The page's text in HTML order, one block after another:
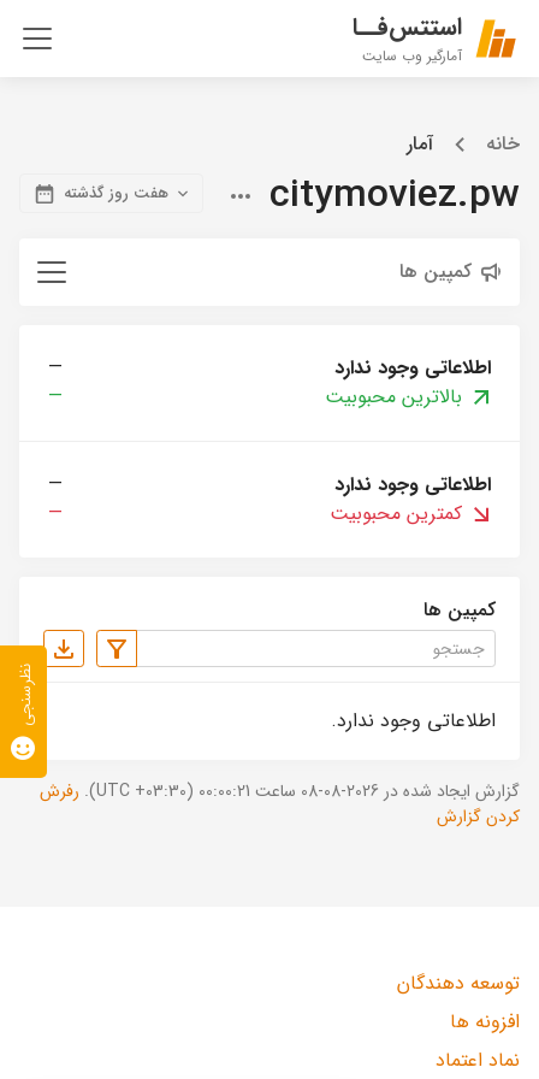
استتس‌فــا
آمارگیر وب سایت
خانه آمار
citymoviez.pw هفت روز گذشته
کمپین ها
اطلاعاتی وجود ندارد
—
بالاترین محبوبیت
—
اطلاعاتی وجود ندارد
—
کمترین محبوبیت
—
کمپین ها
اطلاعاتی وجود ندارد.
گزارش ایجاد شده در 2026-08-08 ساعت 00:00:21 (UTC +03:30).
رفرش
کردن گزارش
توسعه دهندگان
افزونه ها
نماد اعتماد
نظرسنجی